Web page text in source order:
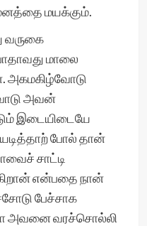
மயக்கும்.
வருகை
மாலை
அகமகிழ்வோடு
அவன்
இடையிடையே
போல் தான்
சாட்டி
என்பதை நான்
பேச்சாக
அவனை வரச்சொல்லி